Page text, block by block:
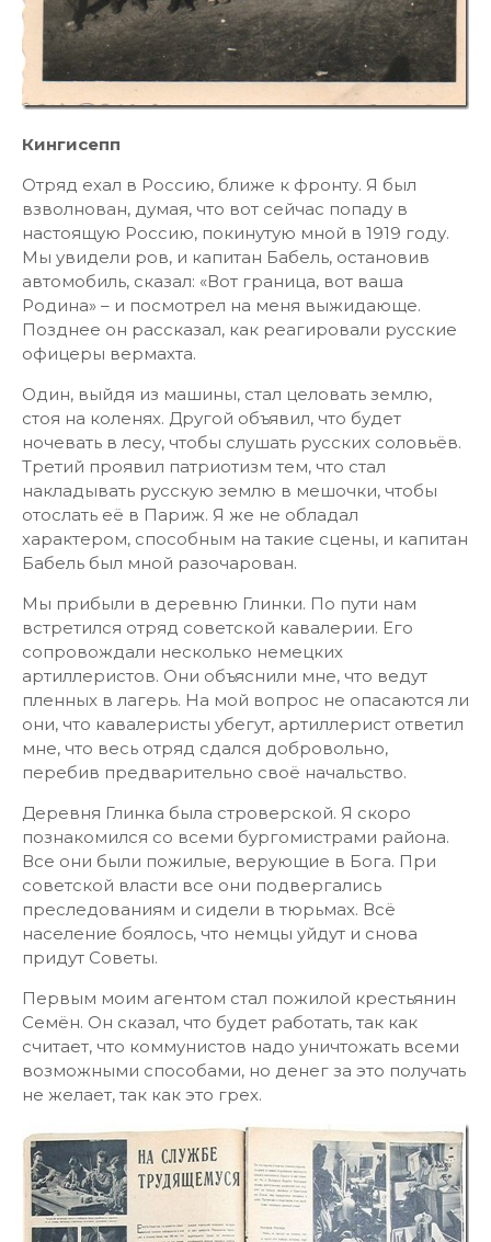
Кингисепп
Отряд ехал в Россию, ближе к фронту. Я был
взволнован, думая, что вот сейчас попаду в
настоящую Россию, покинутую мной в 1919 году.
Мы увидели ров, и капитан Бабель, остановив
автомобиль, сказал: «Вот граница, вот ваша
Родина» – и посмотрел на меня выжидающе.
Позднее он рассказал, как реагировали русские
офицеры вермахта.
Один, выйдя из машины, стал целовать землю,
стоя на коленях. Другой объявил, что будет
ночевать в лесу, чтобы слушать русских соловьёв.
Третий проявил патриотизм тем, что стал
накладывать русскую землю в мешочки, чтобы
отослать её в Париж. Я же не обладал
характером, способным на такие сцены, и капитан
Бабель был мной разочарован.
Мы прибыли в деревню Глинки. По пути нам
встретился отряд советской кавалерии. Его
сопровождали несколько немецких
артиллеристов. Они объяснили мне, что ведут
пленных в лагерь. На мой вопрос не опасаются ли
они, что кавалеристы убегут, артиллерист ответил
мне, что весь отряд сдался добровольно,
перебив предварительно своё начальство.
Деревня Глинка была строверской. Я скоро
познакомился со всеми бургомистрами района.
Все они были пожилые, верующие в Бога. При
советской власти все они подвергались
преследованиям и сидели в тюрьмах. Всё
население боялось, что немцы уйдут и снова
придут Советы.
Первым моим агентом стал пожилой крестьянин
Семён. Он сказал, что будет работать, так как
считает, что коммунистов надо уничтожать всеми
возможными способами, но денег за это получать
не желает, так как это грех.